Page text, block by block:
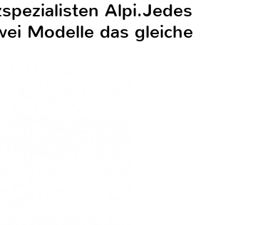
Alpi.Jedes
Modelle das gleiche